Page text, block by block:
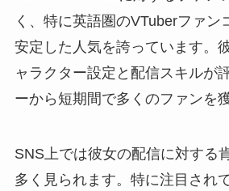
く、特に英語圏のVTuberファン
安定した人気を誇っています。
ャラクター設定と配信スキルが
ーから短期間で多くのファンを
SNS上では彼女の配信に対する
多く見られます。特に注目され